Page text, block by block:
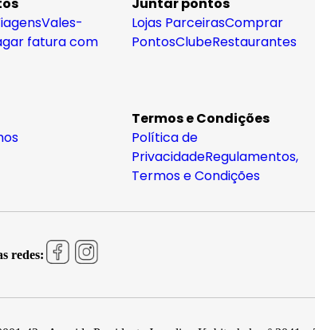
Vales-
fatura com
Lojas ParceirasComprar
PontosClubeRestaurantes
Termos e Condições
Política de
PrivacidadeRegulamentos,
Termos e Condições
redes: